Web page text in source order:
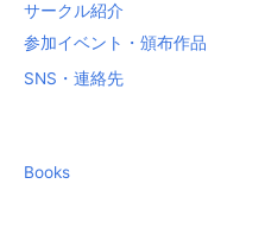
サークル紹介
参加イベント・頒布作品
SNS・連絡先
Books